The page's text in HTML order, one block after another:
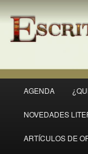
Ir
al
contenido
principal
Revista Escritores
principal
AGENDA
NOVEDADES
ARTÍCULOS DE